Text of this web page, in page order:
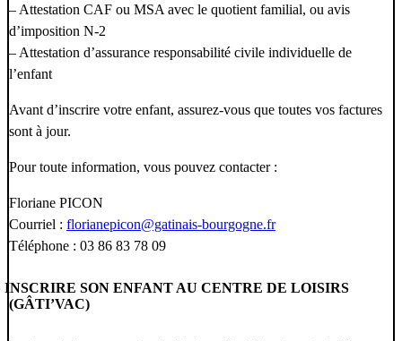
– Attestation CAF ou MSA avec le quotient familial, ou avis
d’imposition N-2
– Attestation d’assurance responsabilité civile individuelle de
l’enfant
Avant d’inscrire votre enfant, assurez-vous que toutes vos factures
sont à jour.
Pour toute information, vous pouvez contacter :
Floriane PICON
Courriel : florianepicon@gatinais-bourgogne.fr
Téléphone : 03 86 83 78 09
INSCRIRE SON ENFANT AU CENTRE DE LOISIRS
(GÂTI’VAC)